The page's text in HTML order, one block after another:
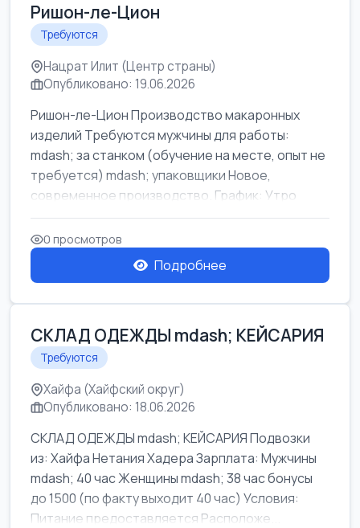
Ришон-ле-Цион
Требуются
Нацрат Илит (Центр страны)
Опубликовано: 19.06.2026
Ришон-ле-Цион Производство макаронных
изделий Требуются мужчины для работы:
mdash; за станком (обучение на месте, опыт не
требуется) mdash; упаковщики Новое,
современное производство. График: Утро
mda...
0 просмотров
Подробнее
СКЛАД ОДЕЖДЫ mdash; КЕЙСАРИЯ
Требуются
Хайфа (Хайфский округ)
Опубликовано: 18.06.2026
СКЛАД ОДЕЖДЫ mdash; КЕЙСАРИЯ Подвозки
из: Хайфа Нетания Хадера Зарплата: Мужчины
mdash; 40 час Женщины mdash; 38 час бонусы
до 1500 (по факту выходит 40 час) Условия:
Питание предоставляется Расположе...